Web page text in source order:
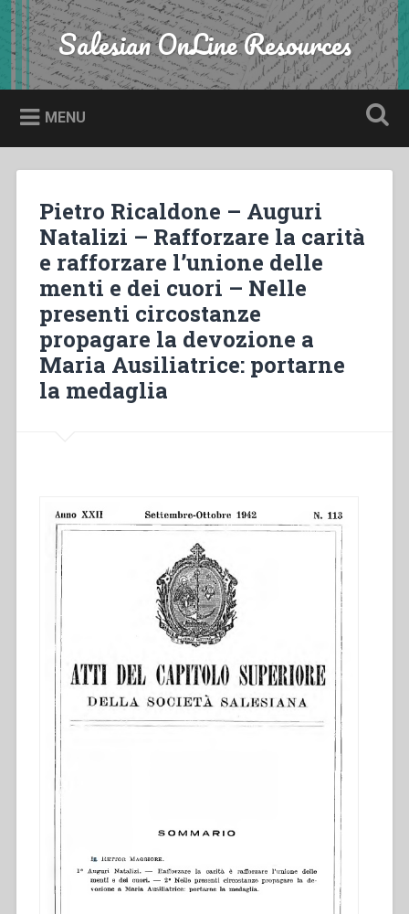
Skip
to
content
Search Salesian OnLine Resources
MENU
Pietro Ricaldone – Auguri
Natalizi – Rafforzare la carità
e rafforzare l’unione delle
menti e dei cuori – Nelle
presenti circostanze
propagare la devozione a
Maria Ausiliatrice: portarne
la medaglia